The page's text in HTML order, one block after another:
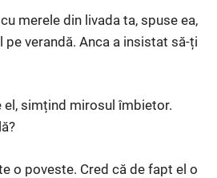
merele din livada ta, spuse ea,
pe verandă. Anca a insistat să-ți
simțind mirosul îmbietor.
o poveste. Cred că de fapt el o